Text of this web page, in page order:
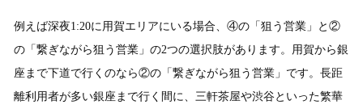
例えば深夜1:20に用賀エリアにいる場合、④の「狙う営業」と②
の「繋ぎながら狙う営業」の2つの選択肢があります。用賀から銀
座まで下道で行くのなら②の「繋ぎながら狙う営業」です。長距
離利用者が多い銀座まで行く間に、三軒茶屋や渋谷といった繁華